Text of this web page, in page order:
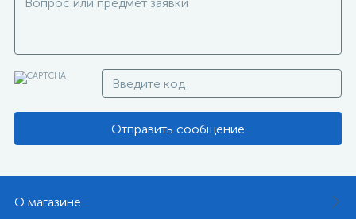
Отправить сообщение
О магазине